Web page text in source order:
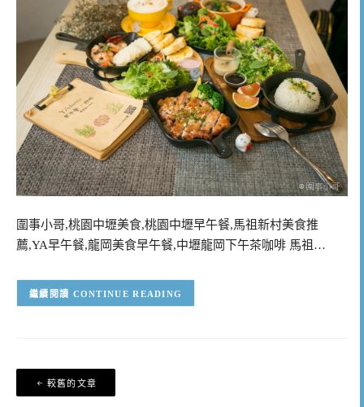
圍事小哥,桃園中壢美食,桃園中壢早午餐,馬祖新村美食推
薦,YA早午餐,龍岡美食早午餐,中壢龍岡下午茶咖啡 馬祖…
CONTINUE READING
文
章
較舊的文章